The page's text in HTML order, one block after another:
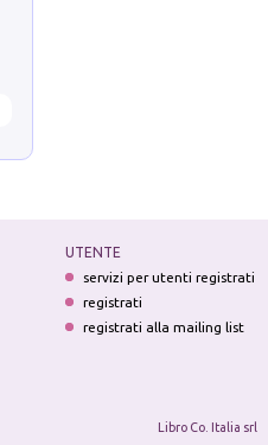
UTENTE
servizi per utenti registrati
registrati
registrati alla mailing list
Libro Co. Italia srl